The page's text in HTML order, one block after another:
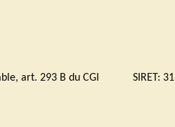
art. 293 B du CGI SIRET: